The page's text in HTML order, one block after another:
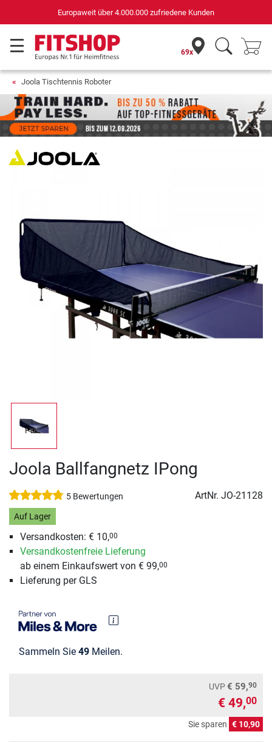
4.000.000 zufriedene Kunden
69x
Joola Tischtennis Roboter
Joola Ballfangnetz IPong
5 Bewertungen ArtNr. JO-21128
Auf Lager
Versandkosten: € 10,00
Versandkostenfreie Lieferung
ab einem Einkaufswert von € 99,00
Lieferung per GLS
Sammeln Sie 49 Meilen.
UVP€ 59,90
€ 49,00
Sie sparen € 10,90